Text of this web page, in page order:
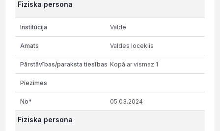
Fiziska persona
Valde
Valdes loceklis
Kopā ar vismaz 1
05.03.2024
Fiziska persona